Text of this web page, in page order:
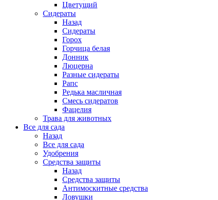
Цветущий
Сидераты
Назад
Сидераты
Горох
Горчица белая
Донник
Люцерна
Разные сидераты
Рапс
Редька масличная
Смесь сидератов
Фацелия
Трава для животных
Все для сада
Назад
Все для сада
Удобрения
Средства защиты
Назад
Средства защиты
Антимоскитные средства
Ловушки